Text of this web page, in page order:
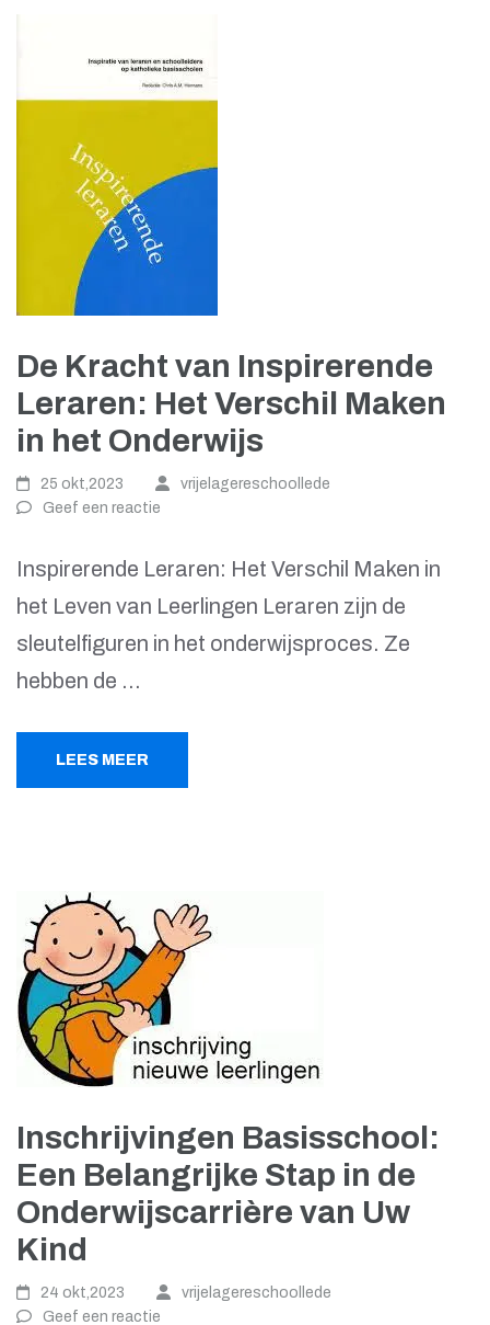
De Kracht van Inspirerende
Leraren: Het Verschil Maken
in het Onderwijs
25 okt,2023
vrijelagereschoollede
Geef een reactie
Inspirerende Leraren: Het Verschil Maken in
het Leven van Leerlingen Leraren zijn de
sleutelfiguren in het onderwijsproces. Ze
hebben de …
LEES MEER
Inschrijvingen Basisschool:
Een Belangrijke Stap in de
Onderwijscarrière van Uw
Kind
24 okt,2023
vrijelagereschoollede
Geef een reactie